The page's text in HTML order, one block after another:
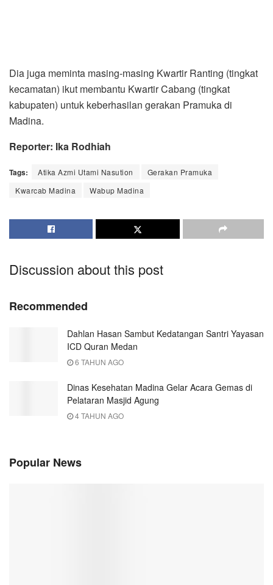
Dia juga meminta masing-masing Kwartir Ranting (tingkat
kecamatan) ikut membantu Kwartir Cabang (tingkat
kabupaten) untuk keberhasilan gerakan Pramuka di
Madina.
Reporter: Ika Rodhiah
Tags: Atika Azmi Utami Nasution
Gerakan Pramuka
Kwarcab Madina
Wabup Madina
Discussion about this post
Recommended
Dahlan Hasan Sambut Kedatangan Santri Yayasan
ICD Quran Medan
6 TAHUN AGO
Dinas Kesehatan Madina Gelar Acara Gemas di
Pelataran Masjid Agung
4 TAHUN AGO
Popular News